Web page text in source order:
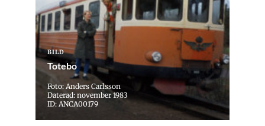
BILD
Totebo
Foto: Anders Carlsson
Daterad: november 1983
ID: ANCA00179